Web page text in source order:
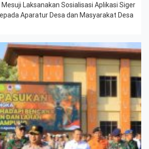
Laksanakan Sosialisasi Aplikasi Siger
Aparatur Desa dan Masyarakat Desa